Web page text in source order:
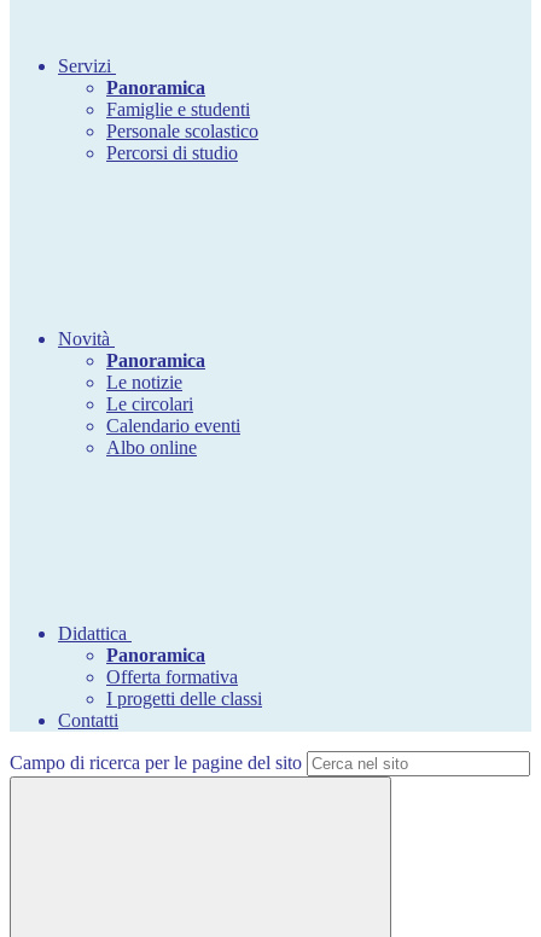
Servizi
Panoramica
Famiglie e studenti
Personale scolastico
Percorsi di studio
Novità
Panoramica
Le notizie
Le circolari
Calendario eventi
Albo online
Didattica
Panoramica
Offerta formativa
I progetti delle classi
Contatti
Campo di ricerca per le pagine del sito